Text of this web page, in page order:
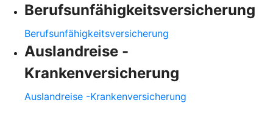
Berufsunfähigkeitsversicherung
Berufsunfähigkeitsversicherung
Auslandreise -
Krankenversicherung
Auslandreise -Krankenversicherung